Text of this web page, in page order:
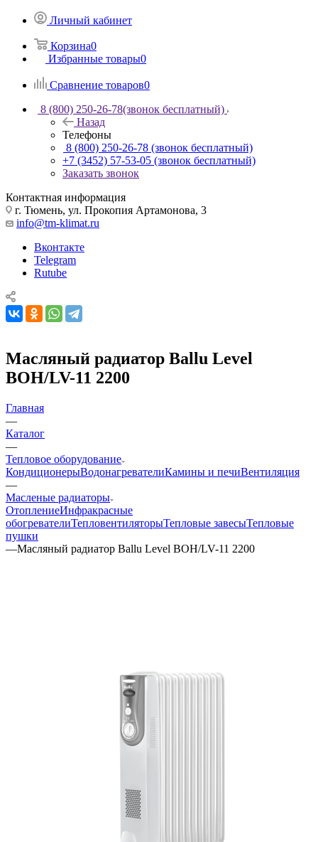
Личный кабинет
Корзина0
Избранные товары0
Сравнение товаров0
8 (800) 250-26-78(звонок бесплатный)
Назад
Телефоны
8 (800) 250-26-78 (звонок бесплатный)
+7 (3452) 57-53-05 (звонок бесплатный)
Заказать звонок
Контактная информация
г. Тюмень, ул. Прокопия Артамонова, 3
info@tm-klimat.ru
Вконтакте
Telegram
Rutube
Масляный радиатор Ballu Level
BOH/LV-11 2200
Главная
—
Каталог
—
Тепловое оборудование
КондиционерыВодонагревателиКамины и печиВентиляция
—
Масленые радиаторы
ОтоплениеИнфракрасные
обогревателиТепловентиляторыТепловые завесыТепловые
пушки
—Масляный радиатор Ballu Level BOH/LV-11 2200